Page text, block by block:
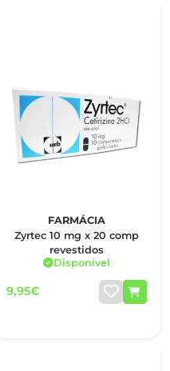
FARMÁCIA
Zyrtec 10 mg x 20 comp
revestidos
Disponível
9,95€